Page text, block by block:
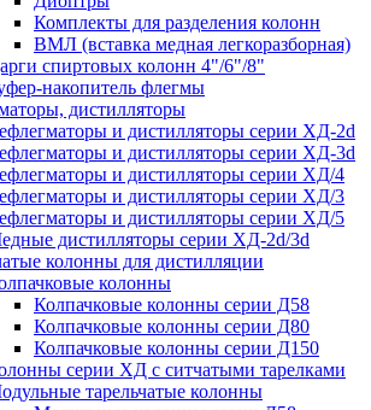
Комплекты для разделения колонн
ВМЛ (вставка медная легкоразборная)
спиртовых колонн 4"/6"/8"
накопитель флегмы
дистилляторы
и дистилляторы серии ХД-2d
и дистилляторы серии ХД-3d
и дистилляторы серии ХД/4
и дистилляторы серии ХД/3
и дистилляторы серии ХД/5
дистилляторы серии ХД-2d/3d
колонны для дистилляции
колонны
Колпачковые колонны серии Д58
Колпачковые колонны серии Д80
Колпачковые колонны серии Д150
серии ХД с ситчатыми тарелками
тарельчатые колонны